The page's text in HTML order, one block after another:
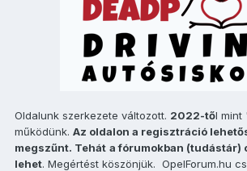
Oldalunk szerkezete változott. 2022-től mint
működünk. Az oldalon a regisztráció
megszűnt. Tehát a fórumokban (tudástár)
lehet. Megértést köszönjük. OpelForum.hu